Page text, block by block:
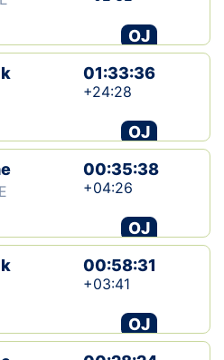
OJ
01:33:36
+24:28
OJ
00:35:38
+04:26
OJ
00:58:31
+03:41
OJ